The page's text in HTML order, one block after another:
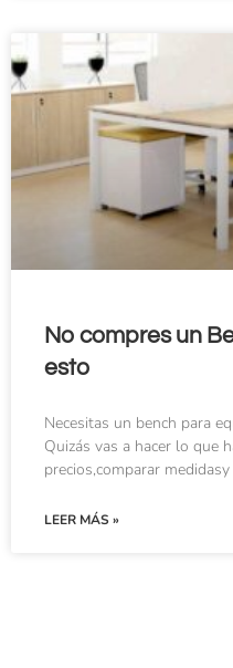
No compres un
esto
Necesitas un bench para
Quizás vas a hacer lo que
precios,comparar
LEER MÁS »